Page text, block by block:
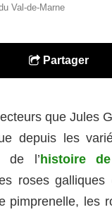
Val-de-Marne
Partager
que Jules
depuis les
de l’ histoire
roses
pimprenelle, les